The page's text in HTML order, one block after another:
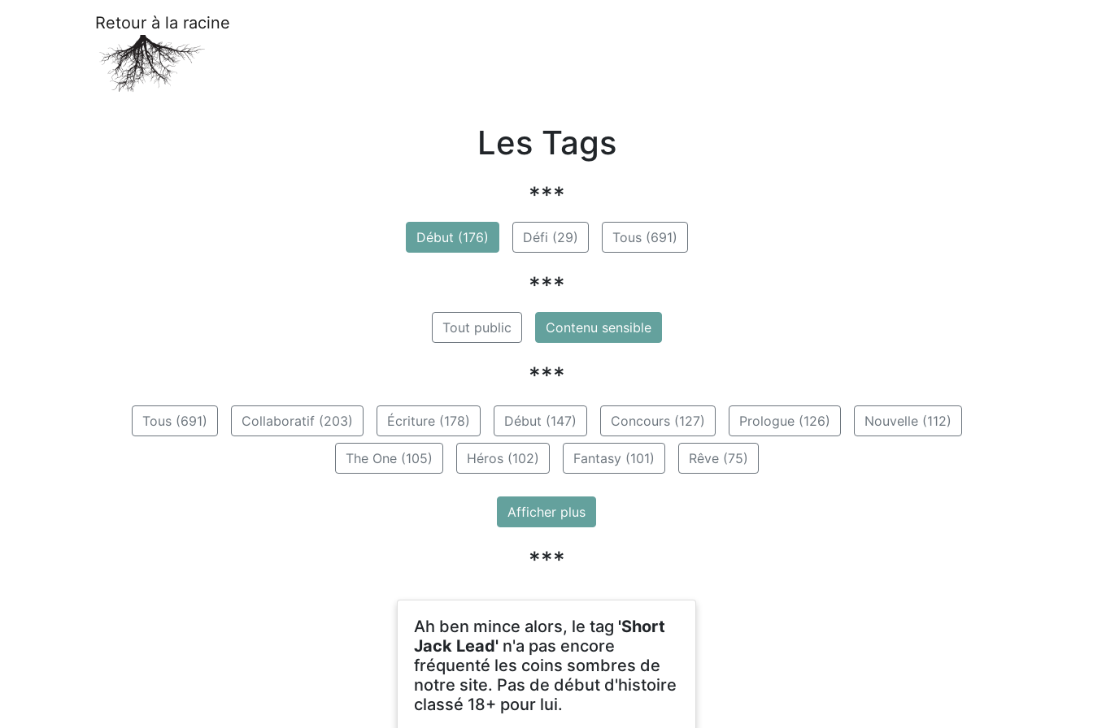
Retour à la racine
Les Tags
***
Début (176) Défi (29) Tous (691)
***
Tout public Contenu sensible
***
Tous (691) Collaboratif (203) Écriture (178) Début (147) Concours (127) Prologue (126) Nouvelle (112)
The One (105) Héros (102) Fantasy (101) Rêve (75)
Afficher plus
***
Ah ben mince alors, le tag 'Short
Jack Lead' n'a pas encore
fréquenté les coins sombres de
notre site. Pas de début d'histoire
classé 18+ pour lui.